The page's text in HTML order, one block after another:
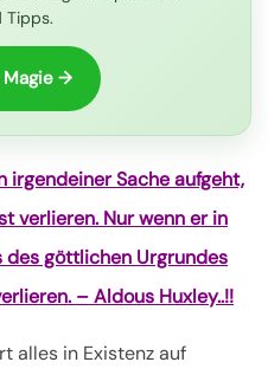
Tipps.
Magie →
irgendeiner Sache aufgeht,
verlieren. Nur wenn er in
des göttlichen Urgrundes
– Aldous Huxley..!!
alles in Existenz auf